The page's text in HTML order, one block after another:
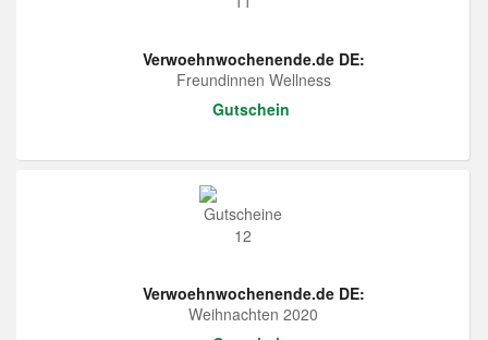
Verwoehnwochenende.de DE:
Freundinnen Wellness
Gutschein
Verwoehnwochenende.de DE:
Weihnachten 2020